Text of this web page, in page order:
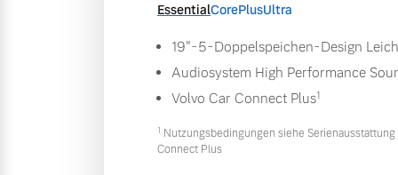
EssentialCorePlusUltra
19"-5-Doppelspeichen-Design
Audiosystem High Performance
Volvo Car Connect Plus1
1 Nutzungsbedingungen siehe Serienausstattung
Connect Plus